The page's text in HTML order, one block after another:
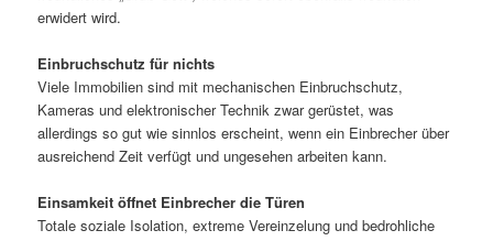
erwidert wird.
Einbruchschutz für nichts
Viele Immobilien sind mit mechanischen Einbruchschutz,
Kameras und elektronischer Technik zwar gerüstet, was
allerdings so gut wie sinnlos erscheint, wenn ein Einbrecher über
ausreichend Zeit verfügt und ungesehen arbeiten kann.
Einsamkeit öffnet Einbrecher die Türen
Totale soziale Isolation, extreme Vereinzelung und bedrohliche